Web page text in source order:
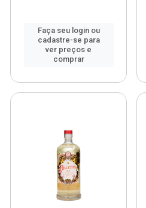
Faça seu login ou
cadastre-se para
ver preços e
comprar